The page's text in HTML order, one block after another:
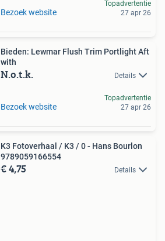
Bezoek website
Topadvertentie
27 apr 26
Bieden: Lewmar Flush Trim Portlight Aft
with
N.o.t.k. Details
Bezoek website
Topadvertentie
27 apr 26
K3 Fotoverhaal / K3 / 0 - Hans Bourlon
9789059166554
€ 4,75 Details